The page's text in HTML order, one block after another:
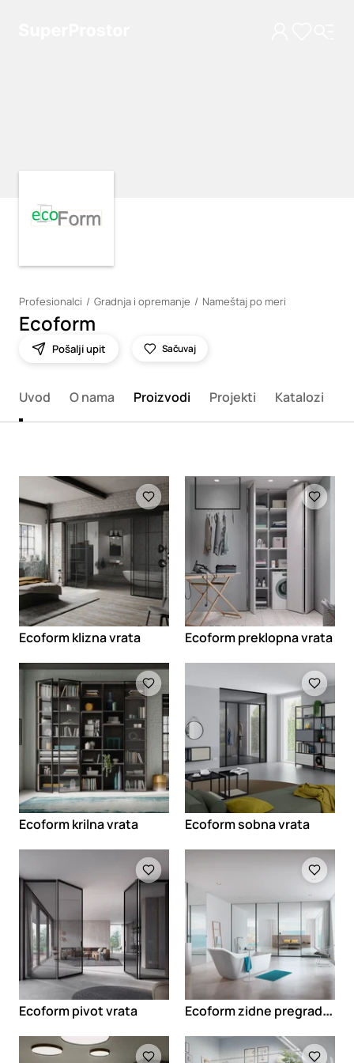
Profesionalci Gradnja i opremanje Nameštaj po meri
Ecoform
Pošalji upit Sačuvaj
Uvod O nama Proizvodi Projekti Katalozi
Loading
Ecoform klizna vrata
Loading
Ecoform preklopna vrata
Loading
Ecoform krilna vrata
Ecoform sobna vrata
Ecoform pivot vrata E
coform zidne pregrade staklo-aluminijum
Loading Loading